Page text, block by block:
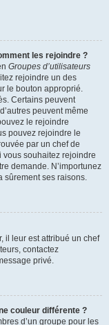
les rejoindre ?
Groupes d’utilisateurs
rejoindre un des
le bouton approprié.
Certains peuvent
peuvent même
le rejoindre
pouvez rejoindre le
par un chef de
souhaitez rejoindre
demande. N’importunez
sûrement ses raisons.
il leur est attribué un chef
contactez
privé.
couleur différente ?
d’un groupe pour les